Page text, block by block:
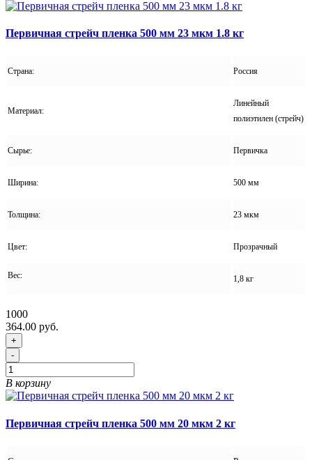
Первичная стрейч пленка 500 мм 23 мкм 1.8 кг
Страна: Россия
Материал:
Линейный
полиэтилен (стрейч)
Сырье: Первичка
Ширина: 500 мм
Толщина: 23 мкм
Цвет: Прозрачный
Вес: 1,8 кг
1000
364.00 руб.
+
-
В корзину
Первичная стрейч пленка 500 мм 20 мкм 2 кг